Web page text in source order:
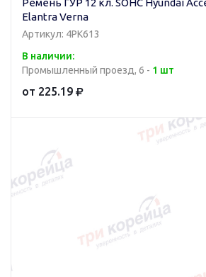
Elantra Verna
Артикул: 4PK613
В наличии:
Промышленный проезд, 6 - 1 шт
от 225.19